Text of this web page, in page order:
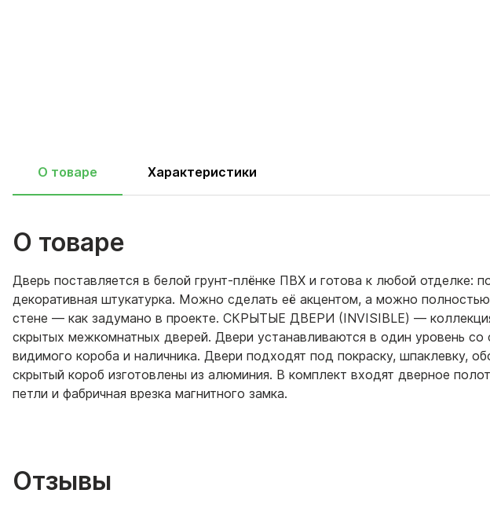
Отзывы
О товаре Характеристики
О товаре
Дверь поставляется в белой грунт-плёнке ПВХ и готова к любой отделке:
декоративная штукатурка. Можно сделать её акцентом, а можно полностью
стене — как задумано в проекте. СКРЫТЫЕ ДВЕРИ (INVISIBLE) —
скрытых межкомнатных дверей. Двери устанавливаются в один уровень со
видимого короба и наличника. Двери подходят под покраску, шпаклевку,
скрытый короб изготовлены из алюминия. В комплект входят дверное
петли и фабричная врезка магнитного замка.